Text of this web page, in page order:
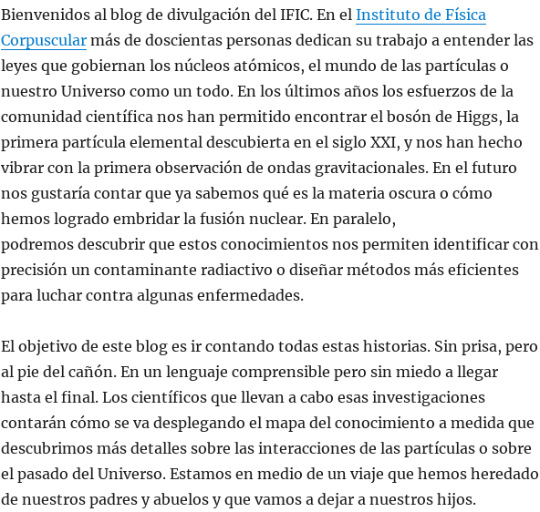
Bienvenidos al blog de divulgación del IFIC. En el Instituto de Física
Corpuscularmás de doscientas personas dedican su trabajo a entender las
leyes que gobiernan los núcleos atómicos, el mundo de las partículas o
nuestro Universo como un todo. En los últimos años los esfuerzos de la
comunidad científica nos han permitido encontrar el bosón de Higgs, la
primera partícula elemental descubierta en el siglo XXI, y nos han hecho
vibrar con la primera observación de ondas gravitacionales. En el futuro
nos gustaría contar que ya sabemos qué es la materia oscura o cómo
hemos logrado embridar la fusión nuclear. En paralelo,
podremos descubrir que estos conocimientos nos permiten identificar con
precisión un contaminante radiactivo o diseñar métodos más eficientes
para luchar contra algunas enfermedades.
El objetivo de este blog es ir contando todas estas historias. Sin prisa, pero
al pie del cañón. En un lenguaje comprensible pero sin miedo a llegar
hasta el final. Los científicos que llevan a cabo esas investigaciones
contarán cómo se va desplegando el mapa del conocimiento a medida que
descubrimos más detalles sobre las interacciones de las partículas o sobre
el pasado del Universo. Estamos en medio de un viaje que hemos heredado
de nuestros padres y abuelos y que vamos a dejar a nuestros hijos.